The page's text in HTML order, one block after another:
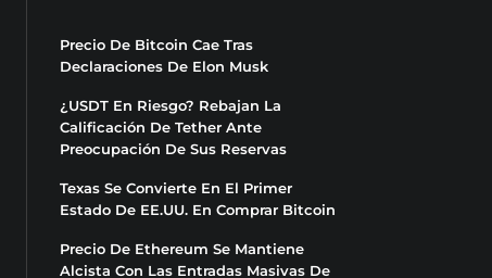
Precio De Bitcoin Cae Tras
Declaraciones De Elon Musk
¿USDT En Riesgo? Rebajan La
Calificación De Tether Ante
Preocupación De Sus Reservas
Texas Se Convierte En El Primer
Estado De EE.UU. En Comprar Bitcoin
Precio De Ethereum Se Mantiene
Alcista Con Las Entradas Masivas De